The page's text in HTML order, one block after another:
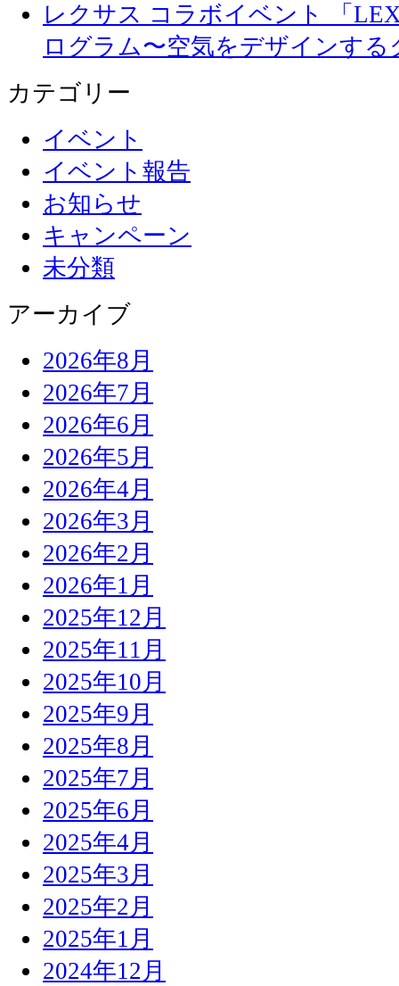
レクサス コラボイベント 「
ログラム〜空気をデザインす
カテゴリー
イベント
イベント報告
お知らせ
キャンペーン
未分類
アーカイブ
2026年8月
2026年7月
2026年6月
2026年5月
2026年4月
2026年3月
2026年2月
2026年1月
2025年12月
2025年11月
2025年10月
2025年9月
2025年8月
2025年7月
2025年6月
2025年4月
2025年3月
2025年2月
2025年1月
2024年12月